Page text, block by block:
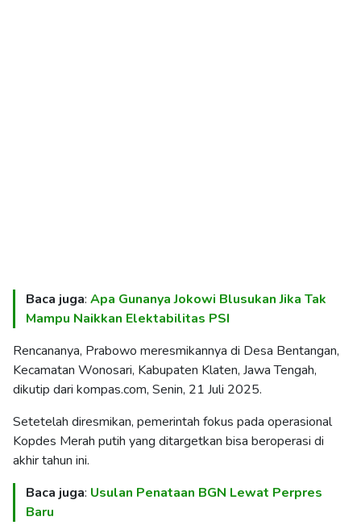
Baca juga: Apa Gunanya Jokowi Blusukan Jika Tak
Mampu Naikkan Elektabilitas PSI
Rencananya, Prabowo meresmikannya di Desa Bentangan,
Kecamatan Wonosari, Kabupaten Klaten, Jawa Tengah,
dikutip dari kompas.com, Senin, 21 Juli 2025.
Setetelah diresmikan, pemerintah fokus pada operasional
Kopdes Merah putih yang ditargetkan bisa beroperasi di
akhir tahun ini.
Baca juga: Usulan Penataan BGN Lewat Perpres
Baru